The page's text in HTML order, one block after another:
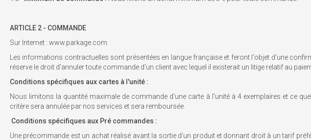
ARTICLE 2 - COMMANDE
Sur Internet : www.parkage.com
Les informations contractuelles sont présentées en langue française et feront l'objet d'une
réserve le droit d'annuler toute commande d'un client avec lequel il existerait un litige relatif au
Conditions spécifiques aux cartes à l'unité :
Nous limitons la quantité maximale de commande d'une carte à l'unité à 4 exemplaires et ce
critère sera annulée par nos services et sera remboursée.
Conditions spécifiques aux Pré commandes :
Une précommande est un achat réalisé avant la sortie d'un produit et donnant droit à un tarif